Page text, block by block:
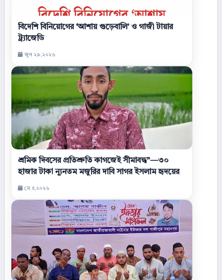
বিদেশি বিনিয়োগের ‘আশায় গুড়েবালি’ ও গাজী টায়ার
ট্র্যাজেডি
জুন ২৯,২০২৬
শ্রমিক দিবসের প্রতিশ্রুতি কাগজেই সীমাবদ্ধ”—৩০
হাজার টাকা ন্যূনতম মজুরির দাবি সাগর ইসলাম হৃদয়ের
মে ৫,২০২৬